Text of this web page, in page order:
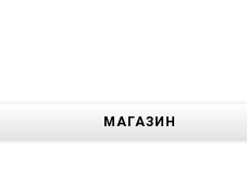
МАГАЗИН